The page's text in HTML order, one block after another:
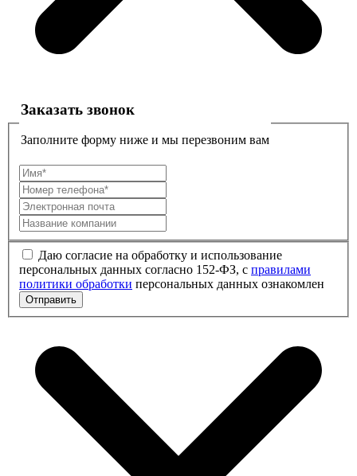
Заказать звонок
Заполните форму ниже и мы перезвоним вам
Даю согласие на обработку и использование
персональных данных согласно 152-ФЗ, с правилами
политики обработки персональных данных ознакомлен
Отправить